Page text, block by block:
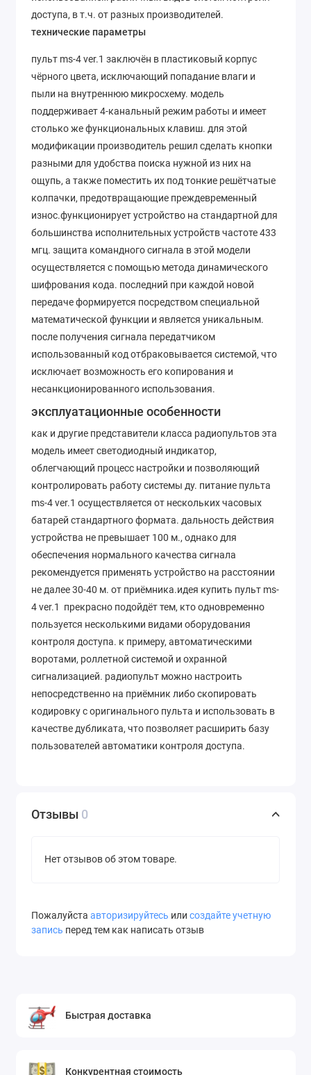
доступа, в т.ч. от разных производителей.
технические параметры
пульт ms-4 ver.1 заключён в пластиковый корпус
чёрного цвета, исключающий попадание влаги и
пыли на внутреннюю микросхему. модель
поддерживает 4-канальный режим работы и имеет
столько же функциональных клавиш. для этой
модификации производитель решил сделать кнопки
разными для удобства поиска нужной из них на
ощупь, а также поместить их под тонкие решётчатые
колпачки, предотвращающие преждевременный
износ.функционирует устройство на стандартной для
большинства исполнительных устройств частоте 433
мгц. защита командного сигнала в этой модели
осуществляется с помощью метода динамического
шифрования кода. последний при каждой новой
передаче формируется посредством специальной
математической функции и является уникальным.
после получения сигнала передатчиком
использованный код отбраковывается системой, что
исключает возможность его копирования и
несанкционированного использования.
эксплуатационные особенности
как и другие представители класса радиопультов эта
модель имеет светодиодный индикатор,
облегчающий процесс настройки и позволяющий
контролировать работу системы ду. питание пульта
ms-4 ver.1 осуществляется от нескольких часовых
батарей стандартного формата. дальность действия
устройства не превышает 100 м., однако для
обеспечения нормального качества сигнала
рекомендуется применять устройство на расстоянии
не далее 30-40 м. от приёмника.идея купить пульт ms-
4 ver.1 прекрасно подойдёт тем, кто одновременно
пользуется несколькими видами оборудования
контроля доступа. к примеру, автоматическими
воротами, роллетной системой и охранной
сигнализацией. радиопульт можно настроить
непосредственно на приёмник либо скопировать
кодировку с оригинального пульта и использовать в
качестве дубликата, что позволяет расширить базу
пользователей автоматики контроля доступа.
Отзывы 0
Нет отзывов об этом товаре.
Пожалуйста авторизируйтесь или создайте учетную
запись перед тем как написать отзыв
Быстрая доставка
Конкурентная стоимость